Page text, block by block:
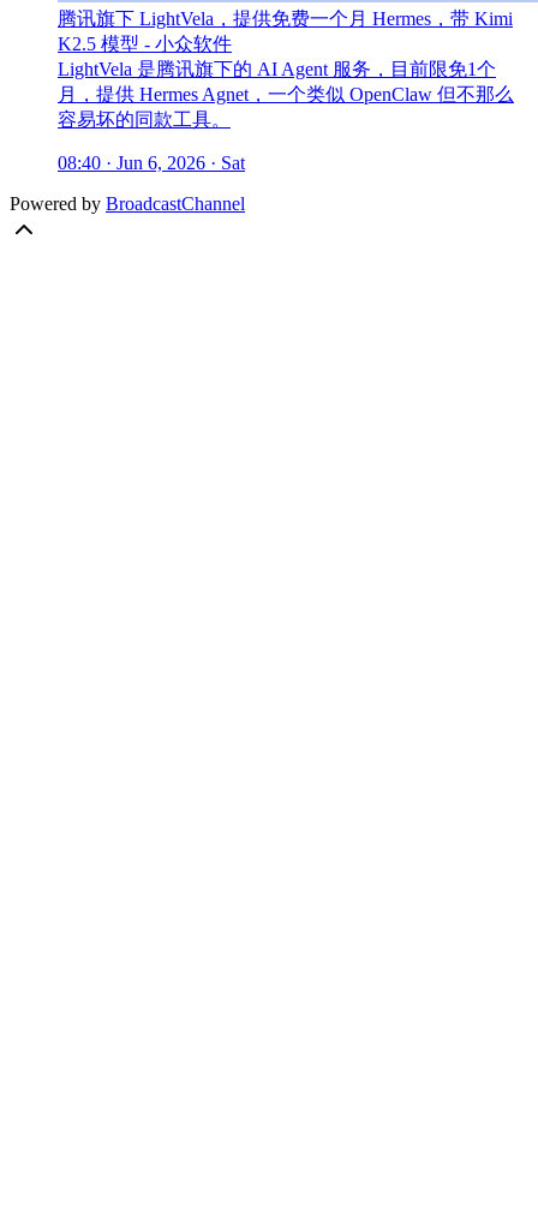
腾讯旗下 LightVela，提供免费一个月 Hermes，带 Kimi
K2.5 模型 - 小众软件
LightVela 是腾讯旗下的 AI Agent 服务，目前限免1个
月，提供 Hermes Agnet，一个类似 OpenClaw 但不那么
容易坏的同款工具。
08:40 · Jun 6, 2026 · Sat
Powered by BroadcastChannel